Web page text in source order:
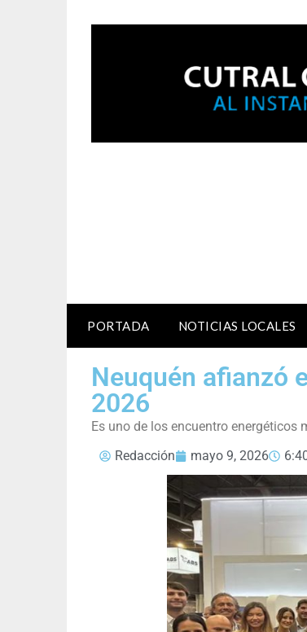
PORTADA NOTICIAS LOCALES
Neuquén afianzó
2026
Es uno de los encuentro
Redacción
mayo 9, 2026